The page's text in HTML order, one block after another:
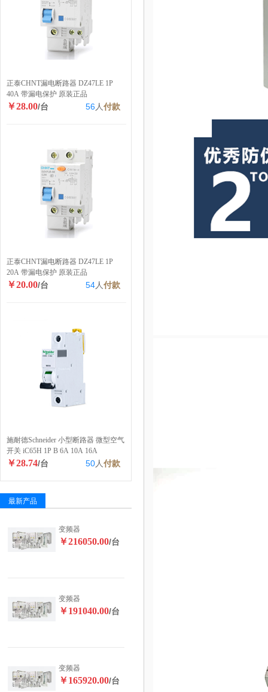
正泰CHNT漏电断路器 DZ47LE 1P
40A 带漏电保护 原装正品
￥28.00/台 56人付款
正泰CHNT漏电断路器 DZ47LE 1P
20A 带漏电保护 原装正品
￥20.00/台 54人付款
施耐德Schneider 小型断路器 微型空气
开关 iC65H 1P B 6A 10A 16A
￥28.74/台 50人付款
最新产品
变频器
￥216050.00/台
变频器
￥191040.00/台
变频器
￥165920.00/台